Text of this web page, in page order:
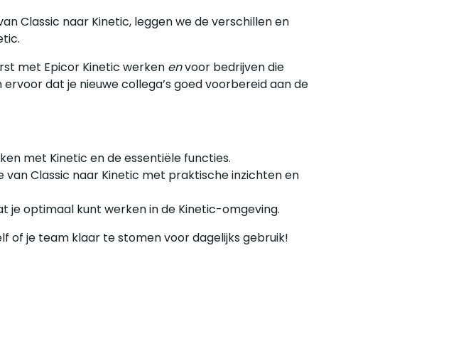
Classic naar Kinetic, leggen we de verschillen en
met Epicor Kinetic werken envoor bedrijven die
dat je nieuwe collega’s goed voorbereid aan de
met Kinetic en de essentiële functies.
van Classic naar Kinetic met praktische inzichten en
je optimaal kunt werken in de Kinetic-omgeving.
of je team klaar te stomen voor dagelijks gebruik!